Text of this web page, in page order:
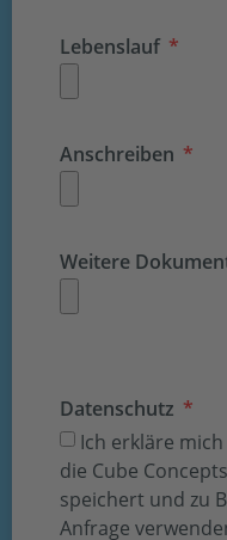
Lebenslauf
Anschreiben
Weitere
Datenschutz
Ich erkläre
die Cube
speichert und zu
Anfrage